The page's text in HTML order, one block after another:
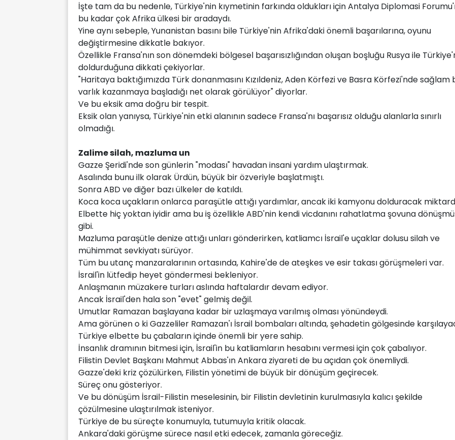
İşte tam da bu nedenle, Türkiye'nin kıymetinin farkında oldukları için Antalya Diplomasi
bu kadar çok Afrika ülkesi bir aradaydı.
Yine aynı sebeple, Yunanistan basını bile Türkiye'nin Afrika'daki önemli başarılarına, oyunu
değiştirmesine dikkatle bakıyor.
Özellikle Fransa'nın son dönemdeki bölgesel başarısızlığından oluşan boşluğu Rusya ile
doldurduğuna dikkati çekiyorlar.
"Haritaya baktığımızda Türk donanmasını Kızıldeniz, Aden Körfezi ve Basra Körfezi'nde sağlam
varlık kazanmaya başladığı net olarak görülüyor" diyorlar.
Ve bu eksik ama doğru bir tespit.
Eksik olan yanıysa, Türkiye'nin etki alanının sadece Fransa'nı başarısız olduğu alanlarla sınırlı
olmadığı.
Zalime silah, mazluma un
Gazze Şeridi'nde son günlerin "modası" havadan insani yardım ulaştırmak.
Asalında bunu ilk olarak Ürdün, büyük bir özveriyle başlatmıştı.
Sonra ABD ve diğer bazı ülkeler de katıldı.
Koca koca uçakların onlarca paraşütle attığı yardımlar, ancak iki kamyonu dolduracak
Elbette hiç yoktan iyidir ama bu iş özellikle ABD'nin kendi vicdanını rahatlatma şovuna
gibi.
Mazluma paraşütle denize attığı unları gönderirken, katliamcı İsrail'e uçaklar dolusu silah ve
mühimmat sevkiyatı sürüyor.
Tüm bu utanç manzaralarının ortasında, Kahire'de de ateşkes ve esir takası görüşmeleri var.
İsrail'in lütfedip heyet göndermesi bekleniyor.
Anlaşmanın müzakere turları aslında haftalardır devam ediyor.
Ancak İsrail'den hala son "evet" gelmiş değil.
Umutlar Ramazan başlayana kadar bir uzlaşmaya varılmış olması yönündeydi.
Ama görünen o ki Gazzeliler Ramazan'ı İsrail bombaları altında, şehadetin gölgesinde
Türkiye elbette bu çabaların içinde önemli bir yere sahip.
İnsanlık dramının bitmesi için, İsrail'in bu katliamların hesabını vermesi için çok çabalıyor.
Filistin Devlet Başkanı Mahmut Abbas'ın Ankara ziyareti de bu açıdan çok önemliydi.
Gazze'deki kriz çözülürken, Filistin yönetimi de büyük bir dönüşüm geçirecek.
Süreç onu gösteriyor.
Ve bu dönüşüm İsrail-Filistin meselesinin, bir Filistin devletinin kurulmasıyla kalıcı şekilde
çözülmesine ulaştırılmak isteniyor.
Türkiye de bu süreçte konumuyla, tutumuyla kritik olacak.
Ankara'daki görüşme sürece nasıl etki edecek, zamanla göreceğiz.